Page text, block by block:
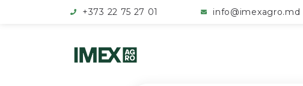
+373 22 75 27 01 info@imexagro.md